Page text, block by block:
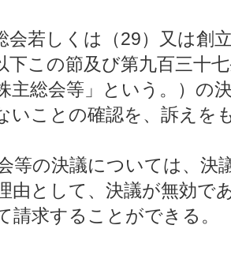
若しくは（29）又は創
下この節及び第九百三十
主総会等」という。）の
いことの確認を、訴えを
等の決議については、決
由として、決議が無効で
請求することができる。